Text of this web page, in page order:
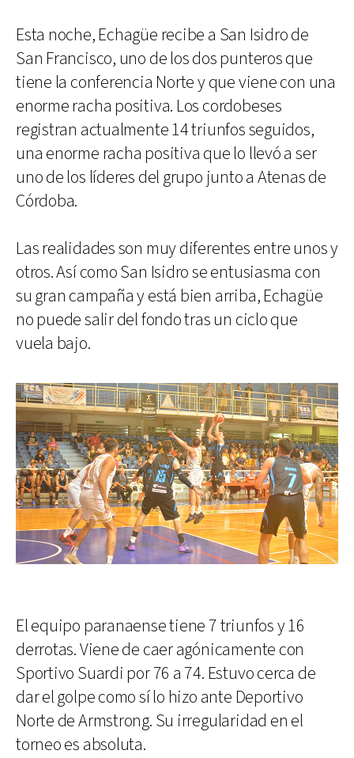
Esta noche, Echagüe recibe a San Isidro de
San Francisco, uno de los dos punteros que
tiene la conferencia Norte y que viene con una
enorme racha positiva. Los cordobeses
registran actualmente 14 triunfos seguidos,
una enorme racha positiva que lo llevó a ser
uno de los líderes del grupo junto a Atenas de
Córdoba.
Las realidades son muy diferentes entre unos y
otros. Así como San Isidro se entusiasma con
su gran campaña y está bien arriba, Echagüe
no puede salir del fondo tras un ciclo que
vuela bajo.
El equipo paranaense tiene 7 triunfos y 16
derrotas. Viene de caer agónicamente con
Sportivo Suardi por 76 a 74. Estuvo cerca de
dar el golpe como sí lo hizo ante Deportivo
Norte de Armstrong. Su irregularidad en el
torneo es absoluta.